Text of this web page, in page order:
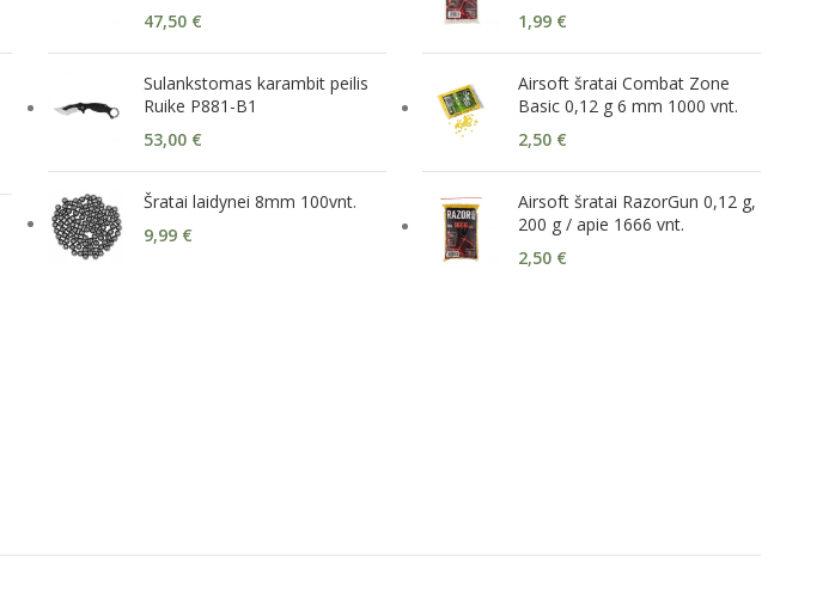
47,50 €
Sulankstomas karambit peilis
Ruike P881-B1
53,00 €
Šratai laidynei 8mm 100vnt.
9,99 €
1,99 €
Airsoft šratai Combat Zone
Basic 0,12 g 6 mm 1000 vnt.
2,50 €
Airsoft šratai RazorGun 0,12 g,
200 g / apie 1666 vnt.
2,50 €